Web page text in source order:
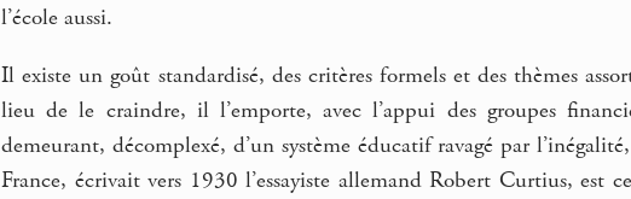
l’école aussi.
Il existe un goût standardisé, des critères formels et des thèmes
lieu de le craindre, il l’emporte, avec l’appui des groupes
demeurant, décomplexé, d’un système éducatif ravagé par
France, écrivait vers 1930 l’essayiste allemand Robert Curtius, est